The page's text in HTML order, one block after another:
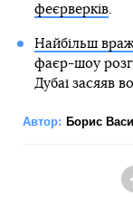
феєрверків.
Найбільш
фаєр-шоу
Дубаї засяяв
Автор: Борис